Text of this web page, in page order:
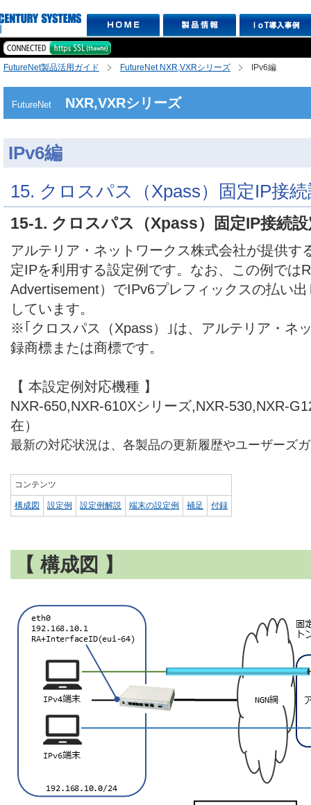
FutureNet製品活用ガイド FutureNet NXR,VXRシリーズ IPv6編
FutureNet NXR,VXRシリーズ
IPv6編
15. クロスパス（Xpass）固定IP接
15-1. クロスパス（Xpass）固定IP接続
アルテリア・ネットワークス株式会社が提供す
定IPを利用する設定例です。なお、この例では
Advertisement）でIPv6プレフィックスの払い
しています。
※｢クロスパス（Xpass）｣は、アルテリア・ネ
録商標または商標です。
【 本設定例対応機種 】
NXR-650,NXR-610Xシリーズ,NXR-530,NXR-
在）
最新の対応状況は、各製品の更新履歴やユーザーズ
コンテンツ
構成図 設定例 設定例解説 端末の設定例 補足 付録
【 構成図 】